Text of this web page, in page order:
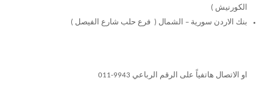
الكورنيش )
بنك الاردن سورية – الشمال ( فرع حلب شارع الفيصل )
او الاتصال هاتفياً على الرقم الرباعي 011-9943